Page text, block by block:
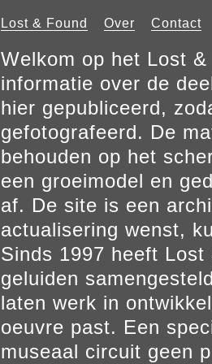
Lost & Found Over Contact
Welkom op het Lost
informatie over de
hier gepubliceerd,
gefotografeerd. De
behouden op het
een groeimodel en
af. De site is een
actualisering wenst,
Sinds 1997 heeft
geluiden
laten werk in
oeuvre past. Een
museaal circuit geen